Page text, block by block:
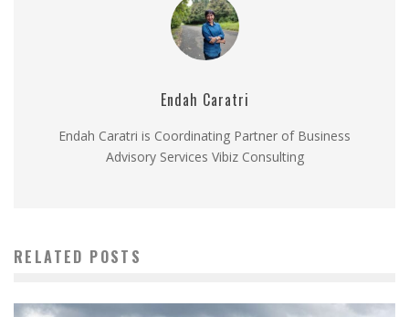
Endah Caratri
Endah Caratri is Coordinating Partner of Business
Advisory Services Vibiz Consulting
RELATED POSTS